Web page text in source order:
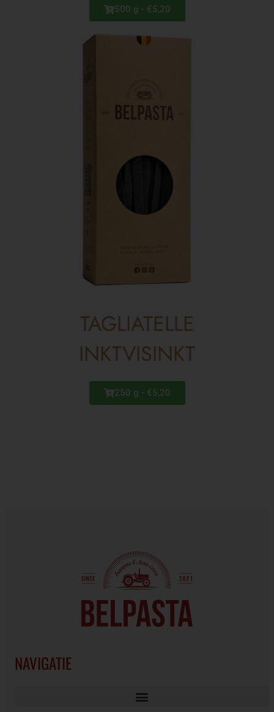
500 g - €5,20
TAGLIATELLE
INKTVISINKT
250 g - €5,20
NAVIGATIE